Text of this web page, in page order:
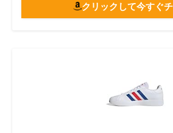
クリックして今すぐ